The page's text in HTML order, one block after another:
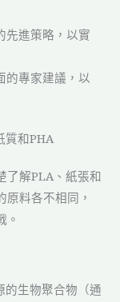
先進策略，以實
的專家建議，以
質和PHA
了解PLA、紙張和
料各不相同，
。
的生物聚合物（通